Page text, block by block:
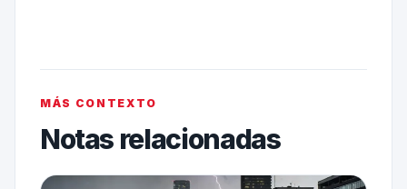
MÁS CONTEXTO
Notas relacionadas